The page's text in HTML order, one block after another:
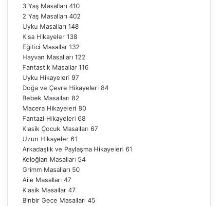
3 Yaş Masalları 410
2 Yaş Masalları 402
Uyku Masalları 148
Kısa Hikayeler 138
Eğitici Masallar 132
Hayvan Masalları 122
Fantastik Masallar 116
Uyku Hikayeleri 97
Doğa ve Çevre Hikayeleri 84
Bebek Masalları 82
Macera Hikayeleri 80
Fantazi Hikayeleri 68
Klasik Çocuk Masalları 67
Uzun Hikayeler 61
Arkadaşlık ve Paylaşma Hikayeleri 61
Keloğlan Masalları 54
Grimm Masalları 50
Aile Masalları 47
Klasik Masallar 47
Binbir Gece Masalları 45